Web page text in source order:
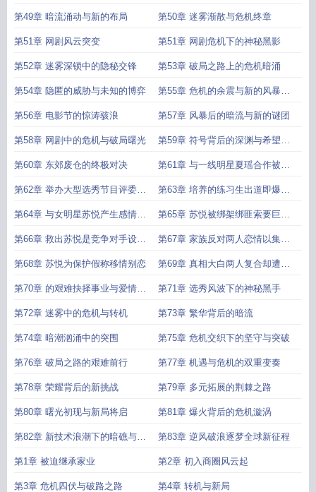
第49章 暗流涌动与新的布局 第50章 迷雾渐散与危机终章
第51章 网剧风云突变 第51章 网剧危机下的神秘黑影
第52章 迷雾深锁中的隐秘交锋 第53章 破局之路上的危机暗涌
第54章 隐匿的威胁与未知的博弈 第55章 危机的余震与新的风暴前
奏
第56章 电影节的惊涛骇浪 第57章 风暴后的暗流与新的谜团
第58章 网剧中的危机与破局曙光 第59章 符号背后的深渊与希望的
微光
第60章 东郊废仓的终极对决 第61章 与一线明星夏瑶合作被曝
黑料
第62章 举办大型选秀节目评委受
贿黑幕曝光
第63章 培养的练习生出道即爆火
却被爆吸毒
第64章 与女明星苏悦产生感情苏
悦被曝光黑历史
第65章 苏悦被绑架绑匪索要巨额
赎金并要求公开道歉否则撕票
第66章 救出苏悦是竞争对手设局
展开商业报复
第67章 家族反对两人恋情以集团
股份威胁要求分手
第68章 苏悦为保护假称移情别恋 第69章 真相大白两人复合却遭遇
车祸苏悦生命垂危
第70章 的艰难抉择事业与爱情的
双重考验
第71章 选秀风波下的神秘黑手
第72章 迷雾中的危机与转机 第73章 繁华背后的暗流
第74章 暗潮汹涌中的突围 第75章 危机交织下的坚守与突破
第76章 破局之路的艰难前行 第77章 机遇与危机的双重变奏
第78章 荣耀背后的新挑战 第79章 多元拓展的荆棘之路
第80章 曙光初现与新局将启 第81章 爆火背后的危机漩涡
第82章 新技术浪潮下的暗礁与突
围
第83章 逆风破浪逐梦全球新征程
第1章 被迫继承家业 第2章 初入商圈风云起
第3章 危机四伏与破路之路 第4章 转机与新局